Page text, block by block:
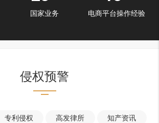
国家业务 电商平台操作经验
侵权预警
专利侵权 高发律所 知产资讯